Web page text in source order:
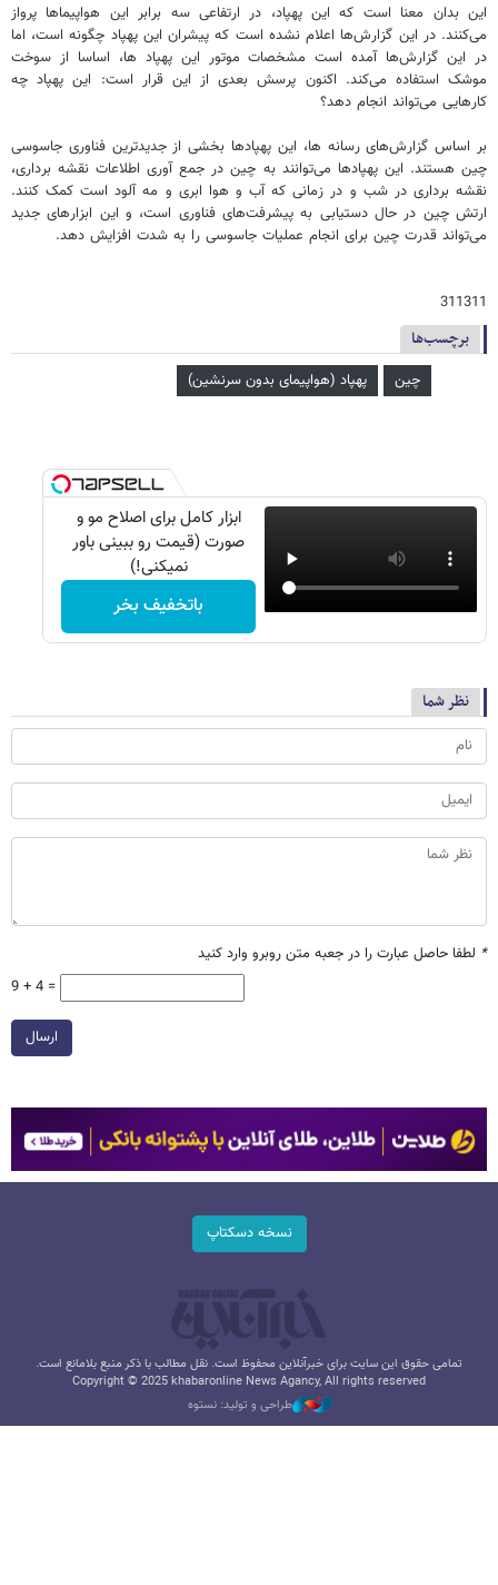
این بدان معنا است که این پهپاد، در ارتفاعی سه برابر این هواپیماها پرواز
می‌کنند. در این گزارش‌ها اعلام نشده است که پیشران این پهپاد چگونه است، اما
در این گزارش‌ها آمده است مشخصات موتور این پهپاد ها، اساسا از سوخت
موشک استفاده می‌کند. اکنون پرسش بعدی از این قرار است: این پهپاد چه
کارهایی می‌تواند انجام دهد؟
بر اساس گزارش‌های رسانه ها، این پهپادها بخشی از جدیدترین فناوری جاسوسی
چین هستند. این پهپادها می‌توانند به چین در جمع آوری اطلاعات نقشه برداری،
نقشه برداری در شب و در زمانی که آب و هوا ابری و مه آلود است کمک کنند.
ارتش چین در حال دستیابی به پیشرفت‌های فناوری است، و این ابزارهای جدید
می‌تواند قدرت چین برای انجام عملیات جاسوسی را به شدت افزایش دهد.
311311
برچسب‌ها
چین پهپاد (هواپیمای بدون سرنشین)
ابزار کامل برای اصلاح مو و
صورت (قیمت رو ببینی باور
نمیکنی!)
باتخفیف بخر
نظر شما
* لطفا حاصل عبارت را در جعبه متن روبرو وارد کنید
9 + 4 =
ارسال
نسخه دسکتاپ
تمامی حقوق این سایت برای خبرآنلاین محفوظ است. نقل مطالب با ذکر منبع بلامانع است.
Copyright © 2025 khabaronline News Agancy, All rights reserved
طراحی و تولید: نستوه